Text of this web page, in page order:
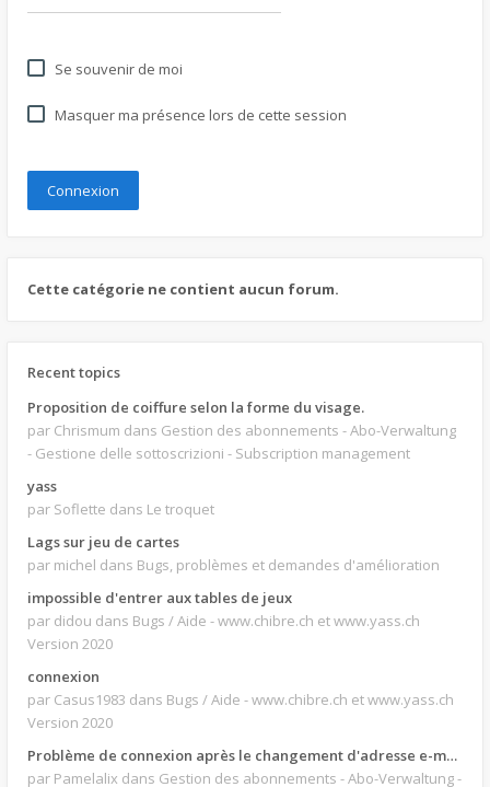
Se souvenir de moi
Masquer ma présence lors de cette session
Cette catégorie ne contient aucun forum.
Recent topics
Proposition de coiffure selon la forme du visage.
par Chrismum dans Gestion des abonnements - Abo-Verwaltung
- Gestione delle sottoscrizioni - Subscription management
yass
par Soflette dans Le troquet
Lags sur jeu de cartes
par michel dans Bugs, problèmes et demandes d'amélioration
impossible d'entrer aux tables de jeux
par didou dans Bugs / Aide - www.chibre.ch et www.yass.ch
Version 2020
connexion
par Casus1983 dans Bugs / Aide - www.chibre.ch et www.yass.ch
Version 2020
Problème de connexion après le changement d'adresse e-mail.
par Pamelalix dans Gestion des abonnements - Abo-Verwaltung -